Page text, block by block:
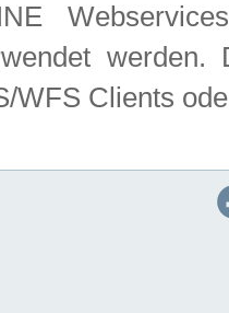
WFS Clients